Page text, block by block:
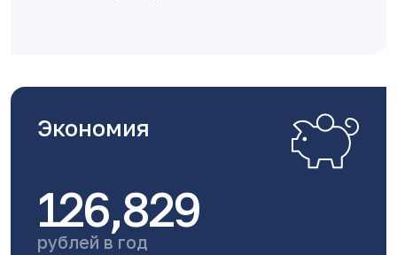
Экономия
126,829
рублей в год